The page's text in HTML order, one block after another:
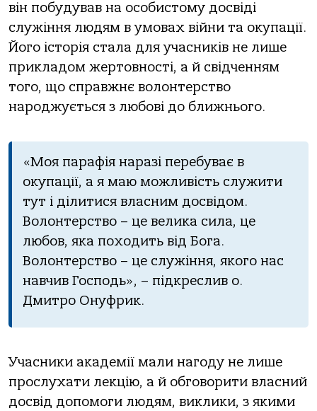
він побудував на особистому досвіді
служіння людям в умовах війни та окупації.
Його історія стала для учасників не лише
прикладом жертовності, а й свідченням
того, що справжнє волонтерство
народжується з любові до ближнього.
«Моя парафія наразі перебуває в
окупації, а я маю можливість служити
тут і ділитися власним досвідом.
Волонтерство – це велика сила, це
любов, яка походить від Бога.
Волонтерство – це служіння, якого нас
навчив Господь», – підкреслив о.
Дмитро Онуфрик.
Учасники академії мали нагоду не лише
прослухати лекцію, а й обговорити власний
досвід допомоги людям, виклики, з якими